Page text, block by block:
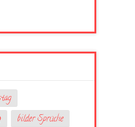
bilder Sprüche